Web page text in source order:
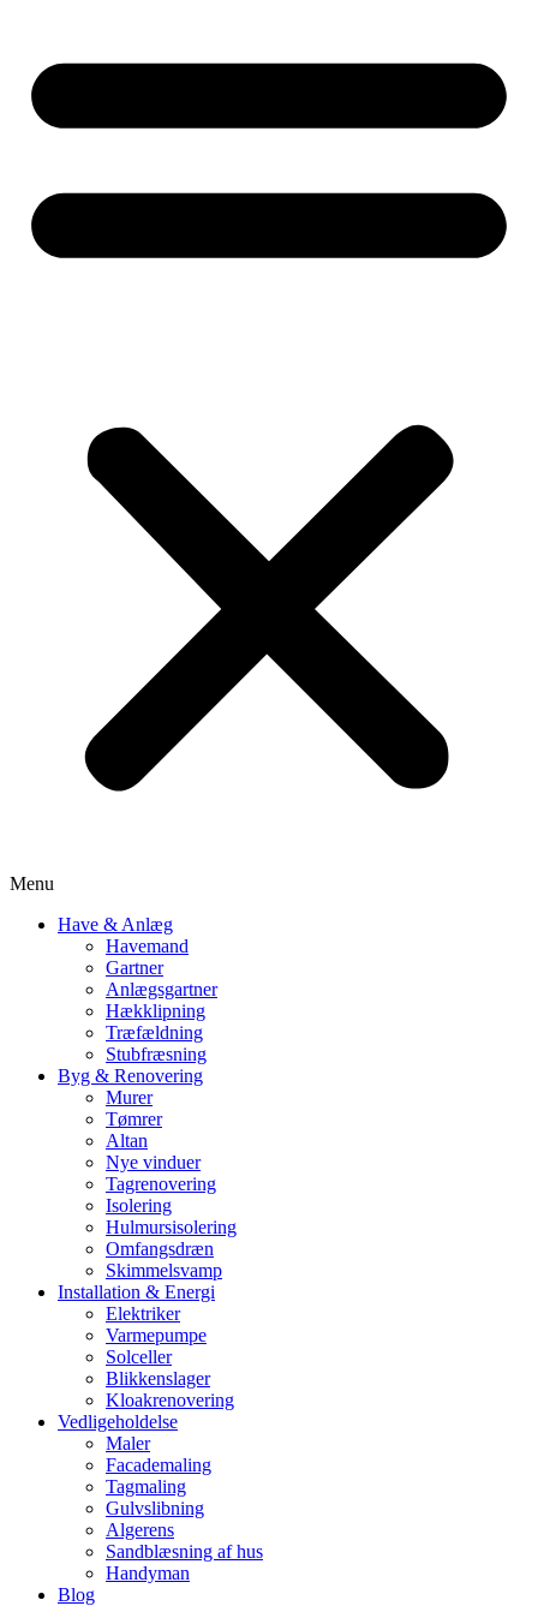
Menu
Have & Anlæg
Havemand
Gartner
Anlægsgartner
Hækklipning
Træfældning
Stubfræsning
Byg & Renovering
Murer
Tømrer
Altan
Nye vinduer
Tagrenovering
Isolering
Hulmursisolering
Omfangsdræn
Skimmelsvamp
Installation & Energi
Elektriker
Varmepumpe
Solceller
Blikkenslager
Kloakrenovering
Vedligeholdelse
Maler
Facademaling
Tagmaling
Gulvslibning
Algerens
Sandblæsning af hus
Handyman
Blog